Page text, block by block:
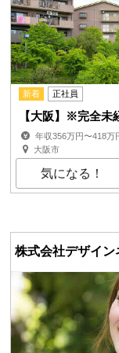
新着 正社員
【大阪】※完全
年収356万円〜418万
大阪市
気になる！
株式会社デザイン